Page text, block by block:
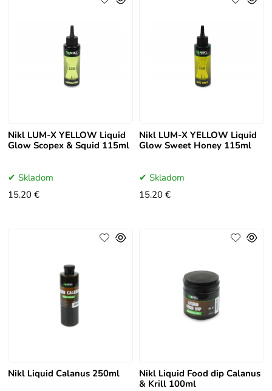
Nikl LUM-X YELLOW Liquid
Glow Scopex & Squid 115ml
Skladom
15.20 €
Nikl LUM-X YELLOW Liquid
Glow Sweet Honey 115ml
Skladom
15.20 €
Nikl Liquid Calanus 250ml
Nikl Liquid Food dip Calanus
& Krill 100ml